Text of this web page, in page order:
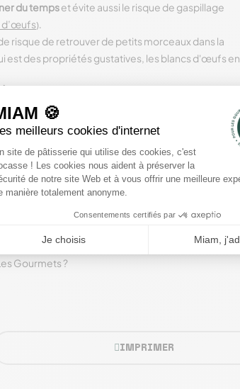
du tempset évite aussi le risque de gaspillage
d’œufs).
risque de retrouver de petits morceaux dans la
est des propriétés gustatives, les blancs d'œufs en
des œufs séchés
majeurs en cuisine :
? Et si vous testiez ce nouveau format avec la
Gourmets ?
IMPRIMER